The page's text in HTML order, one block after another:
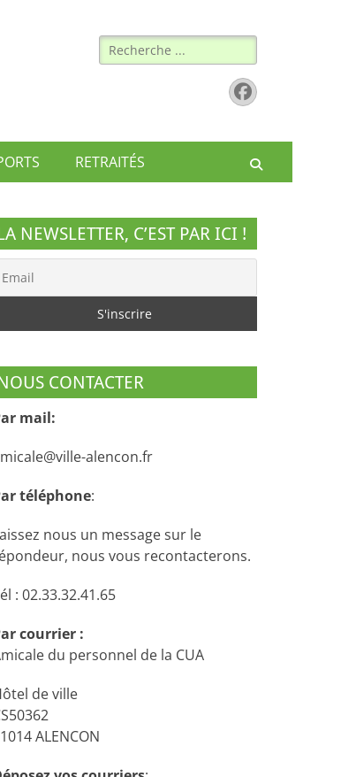
Rechercher :
Facebook
RETRAITÉS
NEWSLETTER, C’EST PAR ICI !
CONTACTER
mail:
alencon.fr
téléphone:
nous un message sur le
nous vous recontacterons.
: 02.33.32.41.65
courrier :
du personnel de la CUA
de ville
ALENCON